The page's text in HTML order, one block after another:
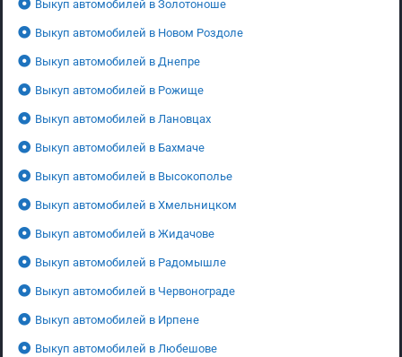
Выкуп автомобилей в Золотоноше
Выкуп автомобилей в Новом Роздоле
Выкуп автомобилей в Днепре
Выкуп автомобилей в Рожище
Выкуп автомобилей в Лановцах
Выкуп автомобилей в Бахмаче
Выкуп автомобилей в Высокополье
Выкуп автомобилей в Хмельницком
Выкуп автомобилей в Жидачове
Выкуп автомобилей в Радомышле
Выкуп автомобилей в Червонограде
Выкуп автомобилей в Ирпене
Выкуп автомобилей в Любешове